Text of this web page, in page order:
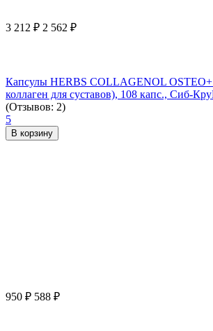
3 212 ₽ 2 562 ₽
Капсулы HERBS COLLAGENOL
коллаген для суставов), 108 капс., Сиб-
(Отзывов: 2)
5
В корзину
950 ₽ 588 ₽